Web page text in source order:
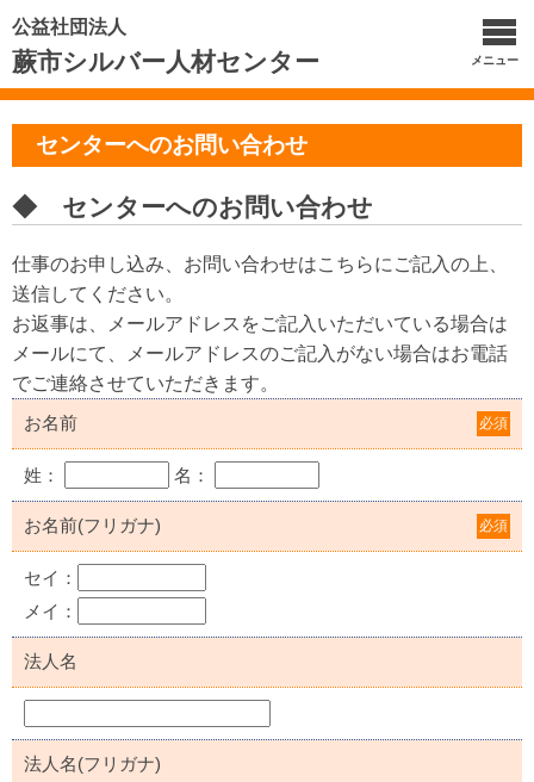
公益社団法人
蕨市シルバー人材センター メニュー
センターへのお問い合わせ
◆ センターへのお問い合わせ
仕事のお申し込み、お問い合わせはこちらにご記入の上、
送信してください。
お返事は、メールアドレスをご記入いただいている場合は
メールにて、メールアドレスのご記入がない場合はお電話
でご連絡させていただきます。
お名前
必須
姓： 名：
お名前(フリガナ) 必須
セイ：
メイ：
法人名
法人名(フリガナ)